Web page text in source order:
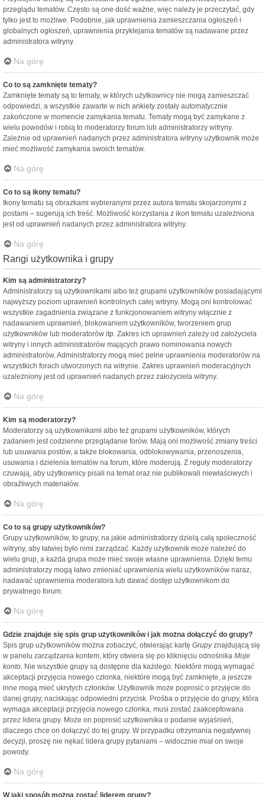
przeglądu tematów. Często są one dość ważne, więc należy je przeczytać, gdy
tylko jest to możliwe. Podobnie, jak uprawnienia zamieszczania ogłoszeń i
globalnych ogłoszeń, uprawnienia przyklejania tematów są nadawane przez
administratora witryny.
Na górę
Co to są zamknięte tematy?
Zamknięte tematy są to tematy, w których użytkownicy nie mogą zamieszczać
odpowiedzi, a wszystkie zawarte w nich ankiety zostały automatycznie
zakończone w momencie zamykania tematu. Tematy mogą być zamykane z
wielu powodów i robią to moderatorzy forum lub administratorzy witryny.
Zależnie od uprawnień nadanych przez administratora witryny użytkownik może
mieć możliwość zamykania swoich tematów.
Na górę
Co to są ikony tematu?
Ikony tematu są obrazkami wybieranymi przez autora tematu skojarzonymi z
postami – sugerują ich treść. Możliwość korzystania z ikon tematu uzależniona
jest od uprawnień nadanych przez administratora witryny.
Na górę
Rangi użytkownika i grupy
Kim są administratorzy?
Administratorzy są użytkownikami albo też grupami użytkowników posiadającymi
najwyższy poziom uprawnień kontrolnych całej witryny. Mogą oni kontrolować
wszystkie zagadnienia związane z funkcjonowaniem witryny włącznie z
nadawaniem uprawnień, blokowaniem użytkowników, tworzeniem grup
użytkowników lub moderatorów itp. Zakres ich uprawnień zależy od założyciela
witryny i innych administratorów mających prawo nominowania nowych
administratorów. Administratorzy mogą mieć pełne uprawnienia moderatorów na
wszystkich forach utworzonych na witrynie. Zakres uprawnień moderacyjnych
uzależniony jest od uprawnień nadanych przez założyciela witryny.
Na górę
Kim są moderatorzy?
Moderatorzy są użytkownikami albo też grupami użytkowników, których
zadaniem jest codzienne przeglądanie forów. Mają oni możliwość zmiany treści
lub usuwania postów, a także blokowania, odblokowywania, przenoszenia,
usuwania i dzielenia tematów na forum, które moderują. Z reguły moderatorzy
czuwają, aby użytkownicy pisali na temat oraz nie publikowali niewłaściwych i
obraźliwych materiałów.
Na górę
Co to są grupy użytkowników?
Grupy użytkowników, to grupy, na jakie administratorzy dzielą całą społeczność
witryny, aby łatwiej było nimi zarządzać. Każdy użytkownik może należeć do
wielu grup, a każda grupa może mieć swoje własne uprawnienia. Dzięki temu
administratorzy mogą łatwo zmieniać uprawnienia wielu użytkowników naraz,
nadawać uprawnienia moderatora lub dawać dostęp użytkownikom do
prywatnego forum.
Na górę
Gdzie znajduje się spis grup użytkowników i jak można dołączyć do grupy?
Spis grup użytkowników można zobaczyć, otwierając kartę Grupyznajdującą się
w panelu zarządzania kontem, który otwiera się po kliknięciu odnośnika Moje
konto. Nie wszystkie grupy są dostępne dla każdego. Niektóre mogą wymagać
akceptacji przyjęcia nowego członka, niektóre mogą być zamknięte, a jeszcze
inne mogą mieć ukrytych członków. Użytkownik może poprosić o przyjęcie do
danej grupy, naciskając odpowiedni przycisk. Prośba o przyjęcie do grupy, która
wymaga akceptacji przyjęcia nowego członka, musi zostać zaakceptowana
przez lidera grupy. Może on poprosić użytkownika o podanie wyjaśnień,
dlaczego chce on dołączyć do tej grupy. W przypadku otrzymania negatywnej
decyzji, proszę nie nękać lidera grupy pytaniami – widocznie miał on swoje
powody.
Na górę
W jaki sposób można zostać liderem grupy?